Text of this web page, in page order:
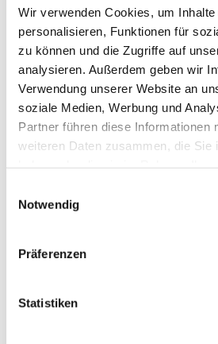
Wir verwenden Cookies, um
personalisieren, Funktionen für
zu können und die Zugriffe auf
analysieren. Außerdem geben wir
Verwendung unserer Website an
soziale Medien, Werbung und
Partner führen diese Informationen
weiteren Daten zusammen, die Sie
Notwendig
Präferenzen
Statistiken
Frauen interessieren.
Ansprechpartnerin: Angelika
8701077